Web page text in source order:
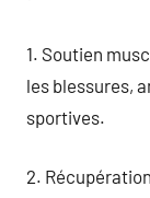
1. Soutien
les blessures,
sportives.
2.